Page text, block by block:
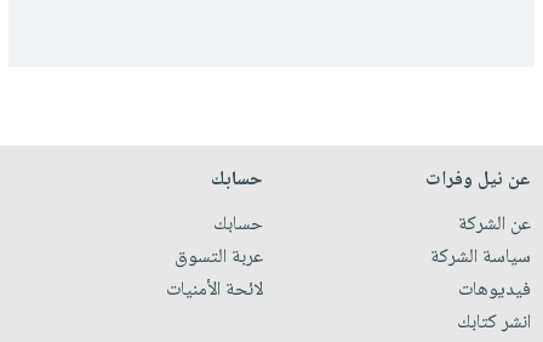
عن نيل وفرات
عن الشركة
سياسة الشركة
فيديوهات
انشر كتابك
حسابك
حسابك
عربة التسوق
لائحة الأمنيات